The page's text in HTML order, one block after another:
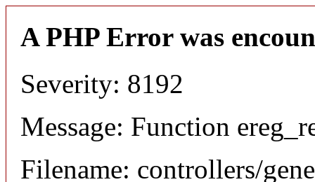
A PHP Error was
Severity: 8192
Message: Function
Filename: controllers/